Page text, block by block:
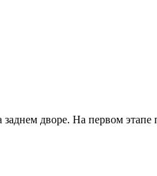
дворе. На первом